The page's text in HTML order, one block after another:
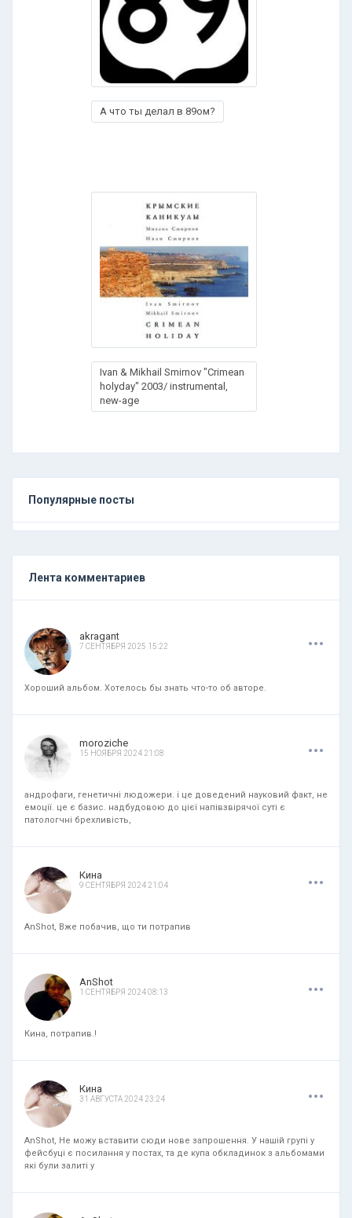
А что ты делал в 89ом?
Ivan & Mikhail Smirnov "Crimean
holyday" 2003/ instrumental,
new-age
Популярные посты
Лента комментариев
akragant
7 СЕНТЯБРЯ 2025 15:22 ...
Хороший альбом. Хотелось бы знать что-то об авторе.
moroziche
15 НОЯБРЯ 2024 21:08 ...
андрофаги, генетичні людожери. і це доведений науковий факт, не
емоції. це є базис. надбудовою до цієї напівзвірячої суті є
патологчні брехливість,
Кина
9 СЕНТЯБРЯ 2024 21:04 ...
AnShot, Вже побачив, що ти потрапив
AnShot
1 СЕНТЯБРЯ 2024 08:13 ...
Кина, потрапив.!
Кина
31 АВГУСТА 2024 23:24 ...
AnShot, Не можу вставити сюди нове запрошення. У нашій групі у
фейсбуці є посилання у постах, та де купа обкладинок з альбомами
які були залиті у